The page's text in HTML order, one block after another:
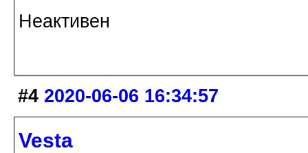
Неактивен
#4 2020-06-06 16:34:57
Vesta